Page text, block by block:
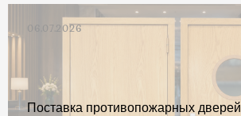
06.07.2026
Поставка противопожарных